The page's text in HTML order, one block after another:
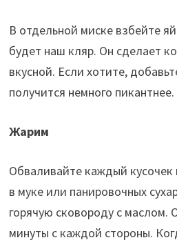
В отдельной миске взбейте
будет наш кляр. Он сделает
вкусной. Если хотите,
получится немного пикантнее.
Жарим
Обваливайте каждый
в муке или панировочных
горячую сковороду с маслом.
минуты с каждой стороны.